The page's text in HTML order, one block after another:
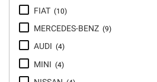
FIAT (10)
MERCEDES-BENZ (9)
AUDI (4)
MINI (4)
che
per
offrire
funzionalità